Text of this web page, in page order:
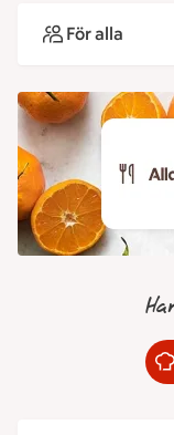
För alla